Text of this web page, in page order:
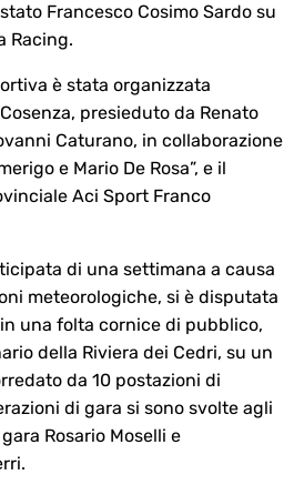
Francesco Cosimo Sardo su
Racing.
è stata organizzata
presieduto da Renato
Caturano, in collaborazione
e Mario De Rosa”, e il
Aci Sport Franco
di una settimana a causa
meteorologiche, si è disputata
una folta cornice di pubblico,
della Riviera dei Cedri, su un
da 10 postazioni di
di gara si sono svolte agli
Rosario Moselli e